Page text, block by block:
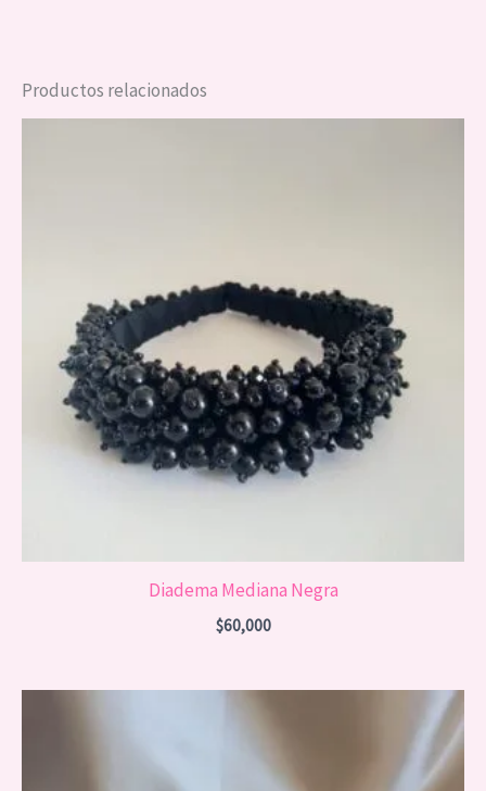
Productos relacionados
Diadema Mediana Negra
$60,000